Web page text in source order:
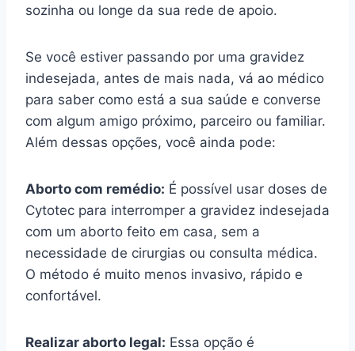
sozinha ou longe da sua rede de apoio.
Se você estiver passando por uma gravidez
indesejada, antes de mais nada, vá ao médico
para saber como está a sua saúde e converse
com algum amigo próximo, parceiro ou familiar.
Além dessas opções, você ainda pode:
Aborto com remédio: É possível usar doses de
Cytotec para interromper a gravidez indesejada
com um aborto feito em casa, sem a
necessidade de cirurgias ou consulta médica.
O método é muito menos invasivo, rápido e
confortável.
Realizar aborto legal: Essa opção é